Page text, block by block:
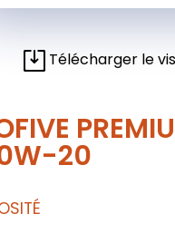
Télécharger le
20